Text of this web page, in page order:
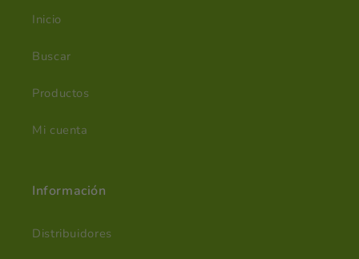
Inicio
Buscar
Productos
Mi cuenta
Información
Distribuidores